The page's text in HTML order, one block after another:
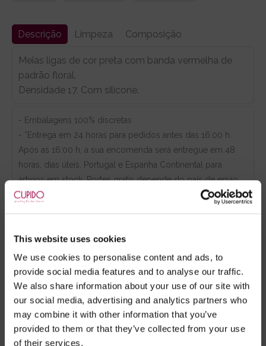
This website uses cookies
We use cookies to personalise content and ads, to
provide social media features and to analyse our traffic.
We also share information about your use of our site with
our social media, advertising and analytics partners who
may combine it with other information that you’ve
provided to them or that they’ve collected from your use
of their services.
Descrição Limpeza Composição
Meias ligas de cor preta com banda vermelha de
padrão floral.
Densidade 17. Com silicone.
- Embalagens 100% discretas
- *Entrega em 24 horas para pedidos antes das 16:00 h.
Após as 16:00 h, a sua encomenda será entregue em 48
horas, dias úteis. Portugal e Espanha Continental para
artigos em stock. Portes gratis depende do país de envio.
Possibilidade de atraso em épocas festivas.
RECOMENDAMOS